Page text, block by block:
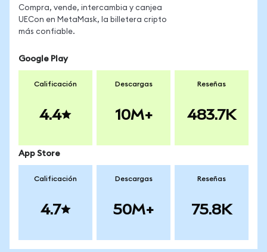
Compra, vende, intercambia y canjea
UECon en MetaMask, la billetera cripto
más confiable.
Google Play
Calificación
4.4
Descargas
10M+
Reseñas
483.7K
App Store
Calificación
4.7
Descargas
50M+
Reseñas
75.8K